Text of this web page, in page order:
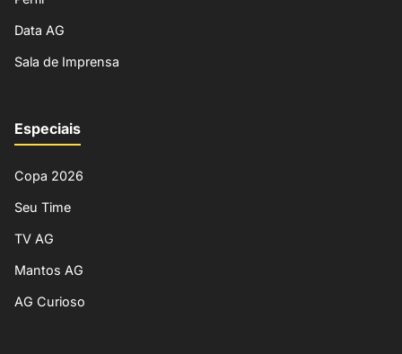
Data AG
Sala de Imprensa
Especiais
Copa 2026
Seu Time
TV AG
Mantos AG
AG Curioso